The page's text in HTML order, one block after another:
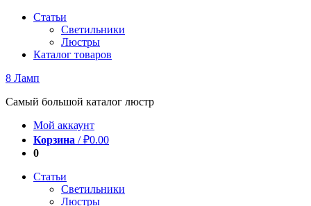
Перейти
содержимому
Статьи
Светильники
Люстры
Каталог товаров
8 Ламп
Самый большой каталог люстр
Мой аккаунт
Корзина /₽0.00
0
Статьи
Светильники
Люстры